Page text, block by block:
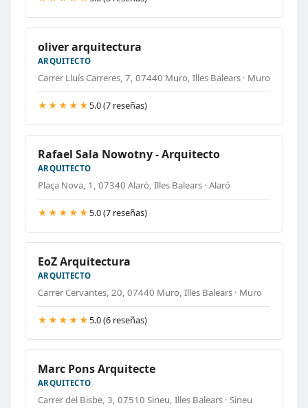
oliver arquitectura
ARQUITECTO
Carrer Lluís Carreres, 7, 07440 Muro, Illes Balears · Muro
★★★★★ 5.0 (7 reseñas)
Rafael Sala Nowotny - Arquitecto
ARQUITECTO
Plaça Nova, 1, 07340 Alaró, Illes Balears · Alaró
★★★★★ 5.0 (7 reseñas)
EoZ Arquitectura
ARQUITECTO
Carrer Cervantes, 20, 07440 Muro, Illes Balears · Muro
★★★★★ 5.0 (6 reseñas)
Marc Pons Arquitecte
ARQUITECTO
Carrer del Bisbe, 3, 07510 Sineu, Illes Balears · Sineu